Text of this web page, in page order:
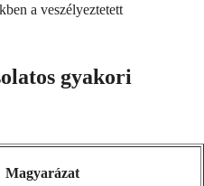
a veszélyeztetett
gyakori
Magyarázat